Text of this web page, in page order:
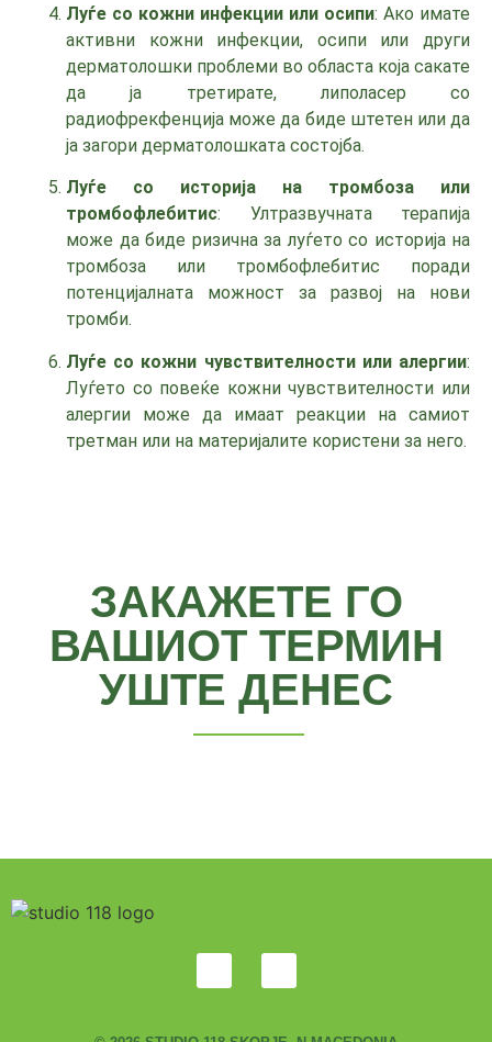
Луѓе со кожни инфекции или осипи: Ако имате
активни кожни инфекции, осипи или други
дерматолошки проблеми во областа која сакате
да ја третирате, липоласер со
радиофрекфенција може да биде штетен или да
ја загори дерматолошката состојба.
Луѓе со историја на тромбоза или
тромбофлебитис: Ултразвучната терапија
може да биде ризична за луѓето со историја на
тромбоза или тромбофлебитис поради
потенцијалната можност за развој на нови
тромби.
Луѓе со кожни чувствителности или алергии:
Луѓето со повеќе кожни чувствителности или
алергии може да имаат реакции на самиот
третман или на материјалите користени за него.
ЗАКАЖЕТЕ ГО
ВАШИОТ ТЕРМИН
УШТЕ ДЕНЕС